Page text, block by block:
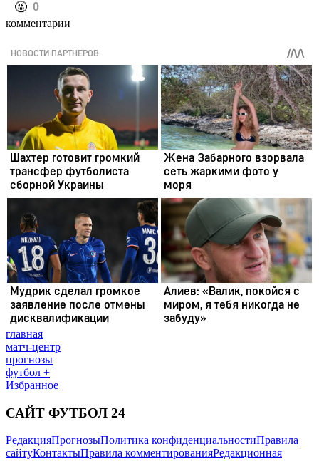
️🤬 0
комментарии
главная
матч-центр
прогнозы
футбол +
Избранное
САЙТ ФУТБОЛ 24
РедакцияПрогнозыПолитика конфиденциальностиПравила
сайтуКонтактыПравила комментированияРедакционная